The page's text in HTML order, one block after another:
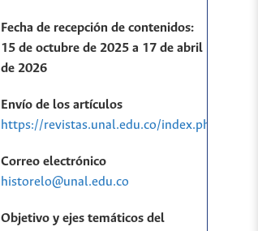
Fecha de recepción de contenidos:
15 de octubre de 2025 a 17 de abril
de 2026
Envío de los artículos
https://revistas.unal.edu.co/index.php/
Correo electrónico
historelo@unal.edu.co
Objetivo y ejes temáticos del